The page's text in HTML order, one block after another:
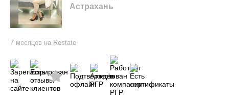
Астрахань
7 месяцев на Restate